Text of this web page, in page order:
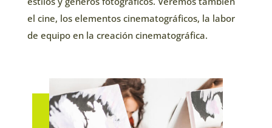
el cine, los elementos cinematográficos, la labor
de equipo en la creación cinematográfica.